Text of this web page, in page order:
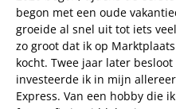
begon met een oude
groeide al snel uit tot iets
zo groot dat ik op
kocht. Twee jaar later
investeerde ik in mijn
Express. Van een hobby die